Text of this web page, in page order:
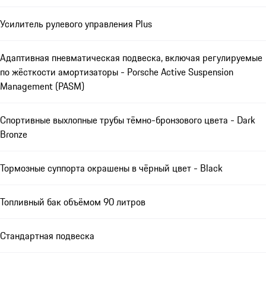
Усилитель рулевого управления Plus
Адаптивная пневматическая подвеска, включая регулируемые
по жёсткости амортизаторы - Porsche Active Suspension
Management (PASM)
Спортивные выхлопные трубы тёмно-бронзового цвета - Dark
Bronze
Тормозные суппорта окрашены в чёрный цвет - Black
Топливный бак объёмом 90 литров
Стандартная подвеска